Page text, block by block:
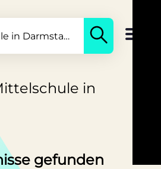
in
gefunden